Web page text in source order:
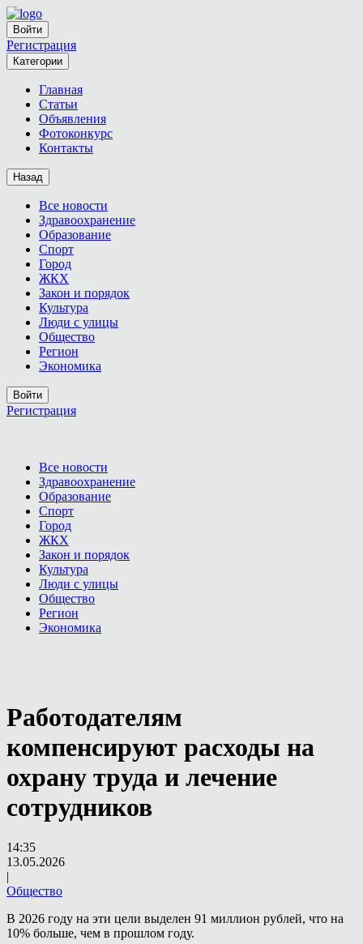
Войти
Регистрация
Категории
Главная
Статьи
Объявления
Фотоконкурс
Контакты
Назад
Все новости
Здравоохранение
Образование
Спорт
Город
ЖКХ
Закон и порядок
Культура
Люди с улицы
Общество
Регион
Экономика
Войти
Регистрация
Все новости
Здравоохранение
Образование
Спорт
Город
ЖКХ
Закон и порядок
Культура
Люди с улицы
Общество
Регион
Экономика
Работодателям
компенсируют расходы на
охрану труда и лечение
сотрудников
14:35
13.05.2026
|
Общество
В 2026 году на эти цели выделен 91 миллион рублей, что на
10% больше, чем в прошлом году.